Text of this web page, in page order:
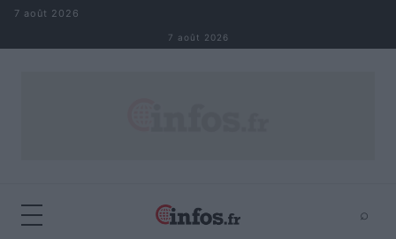
Aller au contenu
7 août 2026
7 août 2026
⌕